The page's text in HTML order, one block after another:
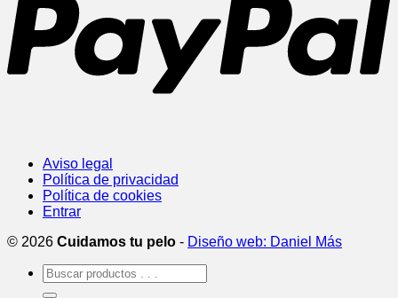
Aviso legal
Política de privacidad
Política de cookies
Entrar
© 2026 Cuidamos tu pelo - Diseño web: Daniel Más
Buscar
por: